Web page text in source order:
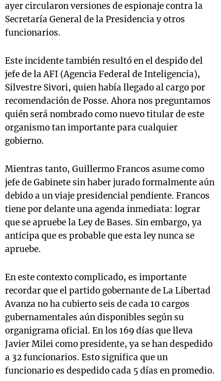
ayer circularon versiones de espionaje contra la
Secretaría General de la Presidencia y otros
funcionarios.
Este incidente también resultó en el despido del
jefe de la AFI (Agencia Federal de Inteligencia),
Silvestre Sivori, quien había llegado al cargo por
recomendación de Posse. Ahora nos preguntamos
quién será nombrado como nuevo titular de este
organismo tan importante para cualquier
gobierno.
Mientras tanto, Guillermo Francos asume como
jefe de Gabinete sin haber jurado formalmente aún
debido a un viaje presidencial pendiente. Francos
tiene por delante una agenda inmediata: lograr
que se apruebe la Ley de Bases. Sin embargo, ya
anticipa que es probable que esta ley nunca se
apruebe.
En este contexto complicado, es importante
recordar que el partido gobernante de La Libertad
Avanza no ha cubierto seis de cada 10 cargos
gubernamentales aún disponibles según su
organigrama oficial. En los 169 días que lleva
Javier Milei como presidente, ya se han despedido
a 32 funcionarios. Esto significa que un
funcionario es despedido cada 5 días en promedio.